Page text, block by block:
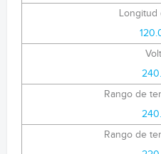
Longitud
Rango de
Rango de